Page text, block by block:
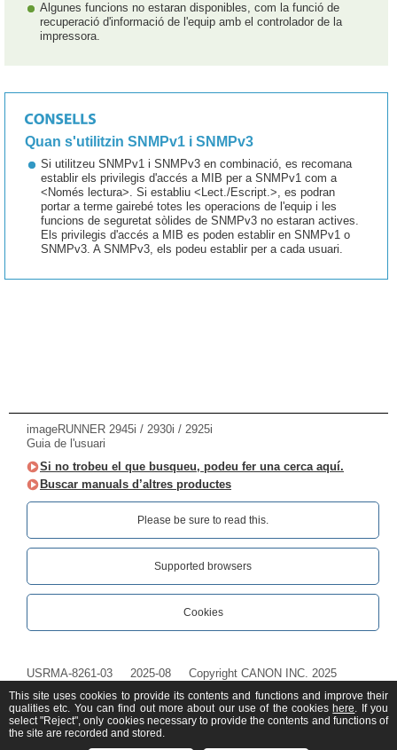
Algunes funcions no estaran disponibles, com la funció de
recuperació d'informació de l'equip amb el controlador de la
impressora.
Quan s'utilitzin SNMPv1 i SNMPv3
Si utilitzeu SNMPv1 i SNMPv3 en combinació, es recomana
establir els privilegis d'accés a MIB per a SNMPv1 com a
<Només lectura>. Si establiu <Lect./Escript.>, es podran
portar a terme gairebé totes les operacions de l'equip i les
funcions de seguretat sòlides de SNMPv3 no estaran actives.
Els privilegis d'accés a MIB es poden establir en SNMPv1 o
SNMPv3. A SNMPv3, els podeu establir per a cada usuari.
imageRUNNER 2945i / 2930i / 2925i
Guia de l'usuari
Si no trobeu el que busqueu, podeu fer una cerca aquí.
Buscar manuals d’altres productes
Please be sure to read this.‎
Supported browsers
Cookies
USRMA-8261-03 2025-08 Copyright CANON INC. 2025
This site uses cookies to provide its contents and functions and improve their
qualities etc. You can find out more about our use of the cookies here. If you
select "Reject", only cookies necessary to provide the contents and functions of
the site are recorded and stored.